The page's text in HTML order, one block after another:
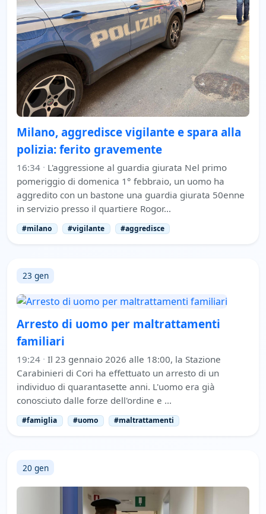
Milano, aggredisce vigilante e spara alla
polizia: ferito gravemente
16:34 · L'aggressione al guardia giurata Nel primo
pomeriggio di domenica 1° febbraio, un uomo ha
aggredito con un bastone una guardia giurata 50enne
in servizio presso il quartiere Rogor…
#milano #vigilante #aggredisce
23 gen
Arresto di uomo per maltrattamenti
familiari
19:24 · Il 23 gennaio 2026 alle 18:00, la Stazione
Carabinieri di Cori ha effettuato un arresto di un
individuo di quarantasette anni. L'uomo era già
conosciuto dalle forze dell'ordine e …
#famiglia #uomo #maltrattamenti
20 gen